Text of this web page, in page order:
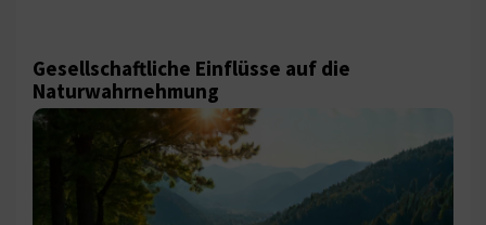
Gesellschaftliche Einflüsse auf die
Naturwahrnehmung